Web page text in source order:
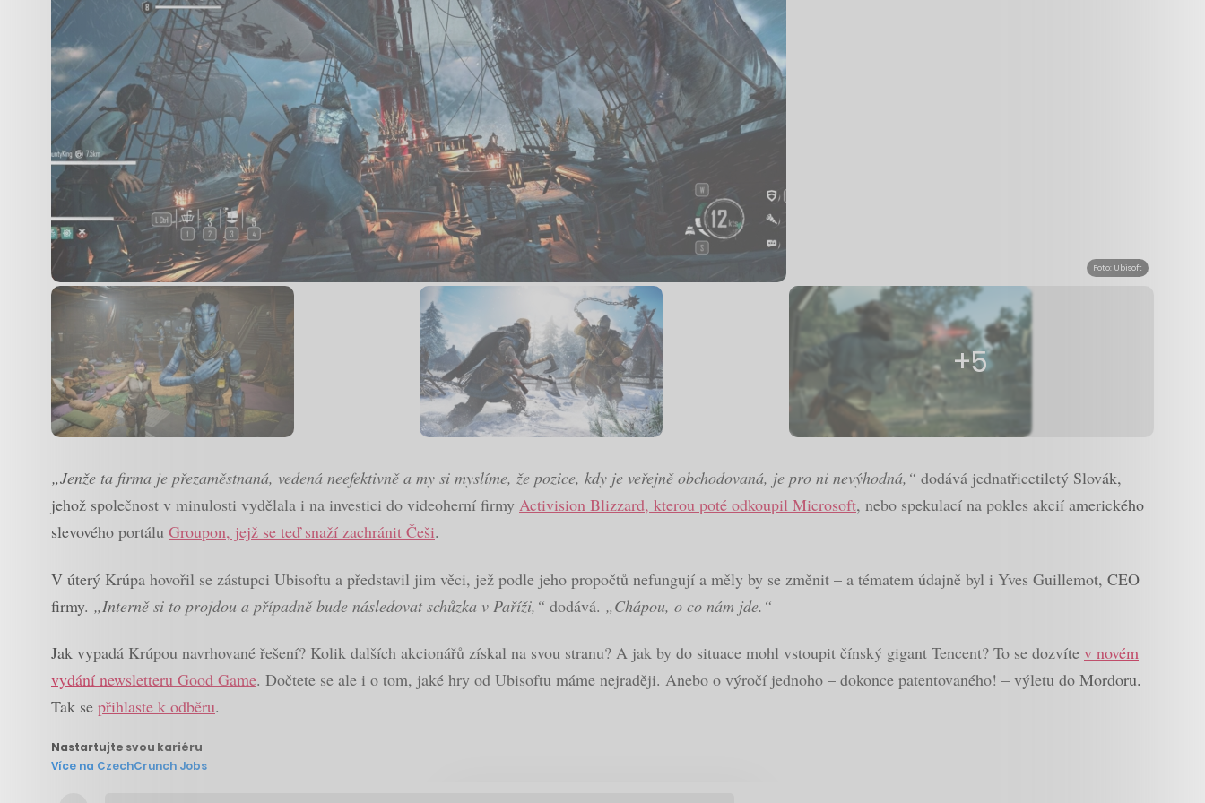
Foto: Ubisoft
+5
„Jenže ta firma je přezaměstnaná, vedená neefektivně a my si myslíme, že pozice, kdy je veřejně obchodovaná, je pro ni nevýhodná,“ dodává jednatřicetiletý Slovák,
jehož společnost v minulosti vydělala i na investici do videoherní firmy Activision Blizzard, kterou poté odkoupil Microsoft, nebo spekulací na pokles akcií amerického
slevového portálu Groupon, jejž se teď snaží zachránit Češi.
V úterý Krúpa hovořil se zástupci Ubisoftu a představil jim věci, jež podle jeho propočtů nefungují a měly by se změnit – a tématem údajně byl i Yves Guillemot, CEO
firmy. „Interně si to projdou a případně bude následovat schůzka v Paříži,“ dodává. „Chápou, o co nám jde.“
Jak vypadá Krúpou navrhované řešení? Kolik dalších akcionářů získal na svou stranu? A jak by do situace mohl vstoupit čínský gigant Tencent? To se dozvíte v novém
vydání newsletteru Good Game. Dočtete se ale i o tom, jaké hry od Ubisoftu máme nejraději. Anebo o výročí jednoho – dokonce patentovaného! – výletu do Mordoru.
Tak se přihlaste k odběru.
Nastartujte svou kariéru
Více na CzechCrunch Jobs